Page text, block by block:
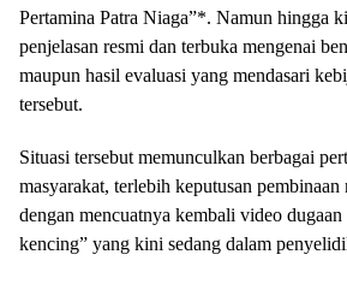
Pertamina Patra Niaga”*. Namun hingga
penjelasan resmi dan terbuka mengenai
maupun hasil evaluasi yang mendasari
tersebut.
Situasi tersebut memunculkan berbagai
masyarakat, terlebih keputusan pembinaan
dengan mencuatnya kembali video
kencing” yang kini sedang dalam